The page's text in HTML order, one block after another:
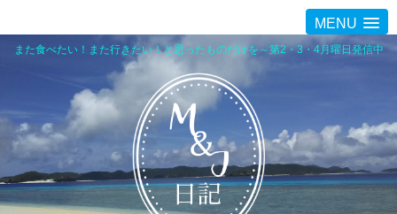
MENU
また食べたい！また行きたい！と思ったものだけを～第2・3・4月曜日発信中